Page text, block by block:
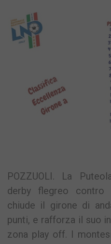
POZZUOLI. La
derby flegreo
chiude il girone di
punti, e rafforza il suo
zona play off. I